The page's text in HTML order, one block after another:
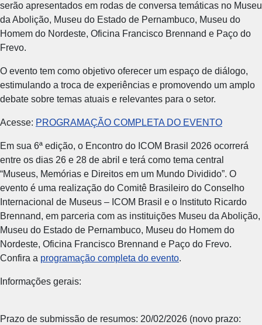
serão apresentados em rodas de conversa temáticas no Museu
da Abolição, Museu do Estado de Pernambuco, Museu do
Homem do Nordeste, Oficina Francisco Brennand e Paço do
Frevo.
O evento tem como objetivo oferecer um espaço de diálogo,
estimulando a troca de experiências e promovendo um amplo
debate sobre temas atuais e relevantes para o setor.
Acesse: PROGRAMAÇÃO COMPLETA DO EVENTO
Em sua 6ª edição, o Encontro do ICOM Brasil 2026 ocorrerá
entre os dias 26 e 28 de abril e terá como tema central
“Museus, Memórias e Direitos em um Mundo Dividido”. O
evento é uma realização do Comitê Brasileiro do Conselho
Internacional de Museus – ICOM Brasil e o Instituto Ricardo
Brennand, em parceria com as instituições Museu da Abolição,
Museu do Estado de Pernambuco, Museu do Homem do
Nordeste, Oficina Francisco Brennand e Paço do Frevo.
Confira a programação completa do evento.
Informações gerais:
Prazo de submissão de resumos: 20/02/2026 (novo prazo: